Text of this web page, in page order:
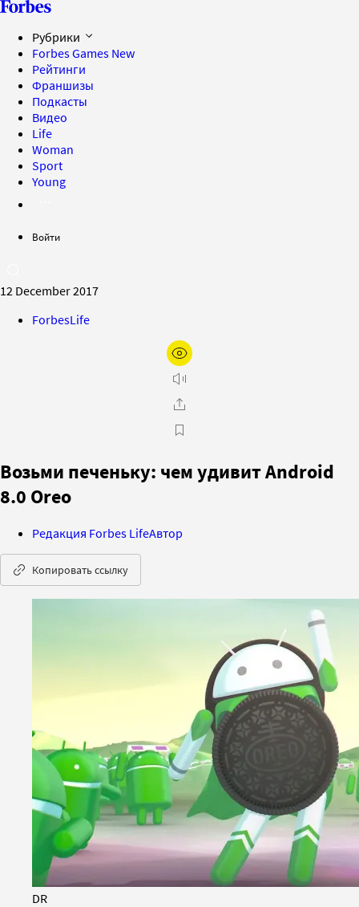
Рубрики
Forbes Games New
Рейтинги
Франшизы
Подкасты
Видео
Life
Woman
Sport
Young
Войти
12 December 2017
ForbesLife
Возьми печеньку: чем удивит Android
8.0 Oreo
Редакция Forbes LifeАвтор
Копировать ссылку
DR